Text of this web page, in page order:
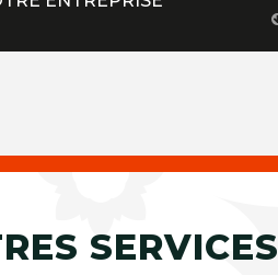
SERVICES